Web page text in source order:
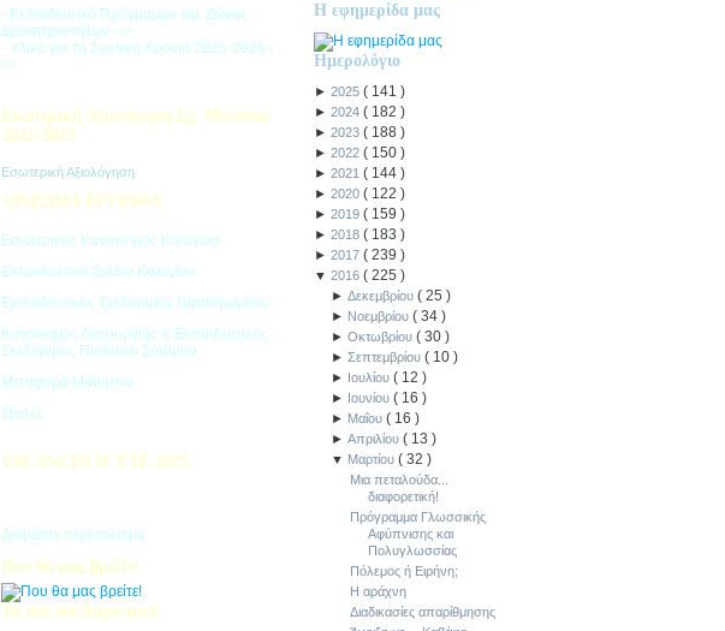
- Εκπαιδευτικό Πρόγραμμα της Ζώνης
Δραστηριοτήτων ->>
- Υλικά για τη Σχολική Χρονιά 2025-2026 -
>>
Εσωτερική Αξιολόγηση Σχ. Μονάδας
2022-2023
Εσωτερική Αξιολόγηση
ΧΡΗΣΙΜΑ ΕΓΓΡΑΦΑ
Εσωτερικός Κανονισμός Κολεγίου
Εκπαιδευτικό Σχέδιο Κολεγίου
Εκπαιδευτικός Σχεδιασμός Νηπιαγωγείου
Κανονισμός Λειτουργίας & Εκπαιδευτικός
Σχεδιασμός Παιδικού Σταθμού
Μεταφορά Μαθητών
Στολές
VACANCES D’ ÉTÉ 2025
Διαβάστε περισσότερα
Που θα μας βρείτε!
Τα νέα του Δημοτικού
Η εφημερίδα μας
Ημερολόγιο
► 2025 ( 141 )
► 2024 ( 182 )
► 2023 ( 188 )
► 2022 ( 150 )
► 2021 ( 144 )
► 2020 ( 122 )
► 2019 ( 159 )
► 2018 ( 183 )
► 2017 ( 239 )
▼ 2016 ( 225 )
►Δεκεμβρίου(25)
► Νοεμβρίου(34)
►Οκτωβρίου(30)
►Σεπτεμβρίου( 10)
► Ιουλίου( 12)
► Ιουνίου( 16)
► Μαΐου( 16)
►Απριλίου( 13)
▼ Μαρτίου(32)
Μια πεταλούδα...
διαφορετική!
Πρόγραμμα Γλωσσικής
Αφύπνισης και
Πολυγλωσσίας
Πόλεμος ή Ειρήνη;
Η αράχνη
Διαδικασίες απαρίθμησης